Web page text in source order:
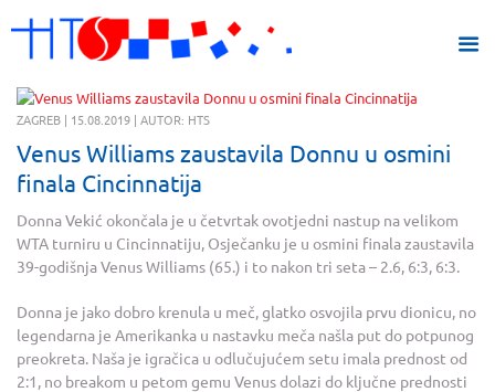
ZAGREB | 15.08.2019 | AUTOR: HTS
Venus Williams zaustavila Donnu u osmini
finala Cincinnatija
Donna Vekić okončala je u četvrtak ovotjedni nastup na velikom
WTA turniru u Cincinnatiju, Osječanku je u osmini finala zaustavila
39-godišnja Venus Williams (65.) i to nakon tri seta – 2.6, 6:3, 6:3.
Donna je jako dobro krenula u meč, glatko osvojila prvu dionicu, no
legendarna je Amerikanka u nastavku meča našla put do potpunog
preokreta. Naša je igračica u odlučujućem setu imala prednost od
2:1, no breakom u petom gemu Venus dolazi do ključne prednosti